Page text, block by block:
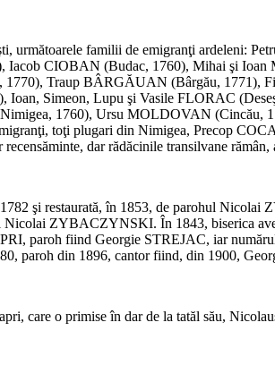
următoarele familii de emigranţi ardeleni:
CIOBAN (Budac, 1760), Mihai şi
Traup BÂRGĂUAN (Bârgău, 1771),
Ioan, Simeon, Lupu şi Vasile FLORAC
1760), Ursu MOLDOVAN (Cincău,
toţi plugari din Nimigea, Precop
dar rădăcinile transilvane
şi restaurată, în 1853, de parohul
ZYBACZYNSKI. În 1843, biserica
paroh fiind Georgie STREJAC, iar
paroh din 1896, cantor fiind, din 1900,
care o primise în dar de la tatăl său,